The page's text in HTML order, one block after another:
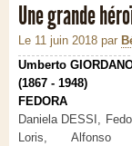
Une grande
Le 11 juin 2018 par
Umberto
(1867 - 1948)
FEDORA
Daniela DESSI,
Loris, Alfonso